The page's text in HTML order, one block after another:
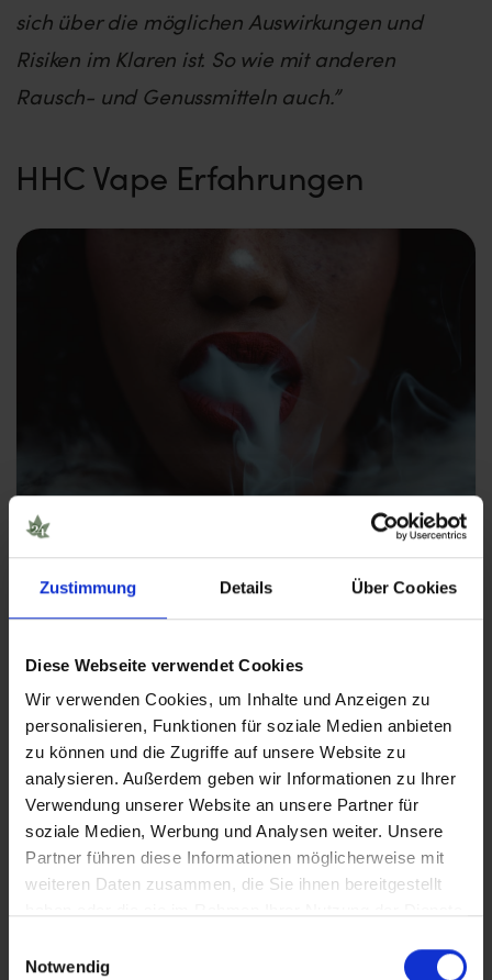
Zustimmung Details Über Cookies
Diese Webseite verwendet Cookies
Wir verwenden Cookies, um Inhalte und Anzeigen zu
personalisieren, Funktionen für soziale Medien anbieten
zu können und die Zugriffe auf unsere Website zu
analysieren. Außerdem geben wir Informationen zu Ihrer
Verwendung unserer Website an unsere Partner für
soziale Medien, Werbung und Analysen weiter. Unsere
Partner führen diese Informationen möglicherweise mit
weiteren Daten zusammen, die Sie ihnen bereitgestellt
Notwendig
sich über die möglichen Auswirkungen und
Risiken im Klaren ist. So wie mit anderen
Rausch- und Genussmitteln auch.”
HHC Vape Erfahrungen
Erfahrungen mit dem HHC Vape
Die Art des Produkts hat ebenfalls großen
Einfluss auf die Wirkung. So kannst du mitHHC
Vape Erfahrungenmachen, die sich stark von
Edibles unterscheiden. Häufig berichten
Konsumenten davon, dass sich dasHHC Vape
Highein wenig leichter und kopflastiger anfühlt
als bei Edibles. Und auch die Erfahrungen durch
den Konsum von HHC Blüten sind nochmal
etwas anders.